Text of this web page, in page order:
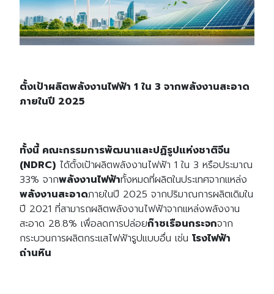
ตั้งเป้าผลิตพลังงานไฟฟ้า 1 ใน 3 จากพลังงานสะอาด
ภายในปี 2025
ทั้งนี้ คณะกรรมการพัฒนาและปฏิรูปแห่งชาติจีน
(NDRC) ได้ตั้งเป้าผลิตพลังงานไฟฟ้า 1 ใน 3 หรือประมาณ
33% จากพลังงานไฟฟ้าทั้งหมดที่ผลิตในประเทศจากแหล่ง
พลังงานสะอาดภายในปี 2025 จากปริมาณการผลิตเดิมใน
ปี 2021 ที่สามารถผลิตพลังงานไฟฟ้าจากแหล่งพลังงาน
สะอาด 28.8% เพื่อลดการปล่อยก๊าซเรือนกระจกจาก
กระบวนการผลิตกระแสไฟฟ้ารูปแบบอื่น เช่น โรงไฟฟ้า
ถ่านหิน